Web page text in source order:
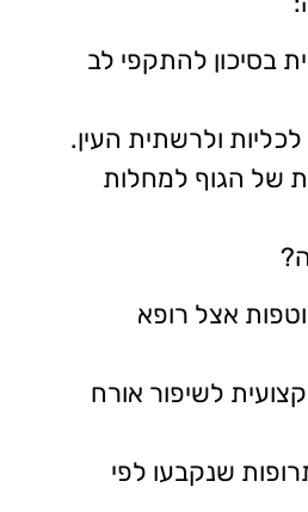
בסיכון להתקפי לב
ולרשתית העין.
של הגוף למחלות
אצל רופא
לשיפור אורח
שנקבעו לפי